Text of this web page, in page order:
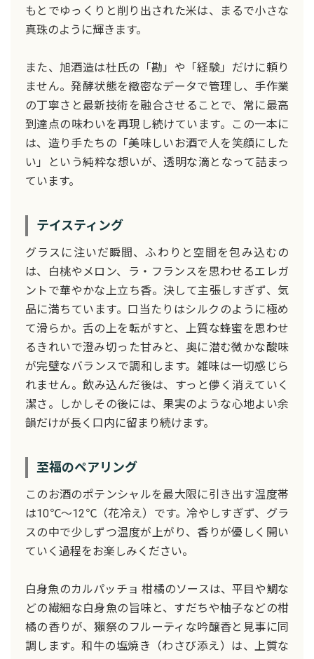
もとでゆっくりと削り出された米は、まるで小さな
真珠のように輝きます。
また、旭酒造は杜氏の「勘」や「経験」だけに頼り
ません。発酵状態を緻密なデータで管理し、手作業
の丁寧さと最新技術を融合させることで、常に最高
到達点の味わいを再現し続けています。この一本に
は、造り手たちの「美味しいお酒で人を笑顔にした
い」という純粋な想いが、透明な滴となって詰まっ
ています。
テイスティング
グラスに注いだ瞬間、ふわりと空間を包み込むの
は、白桃やメロン、ラ・フランスを思わせるエレガ
ントで華やかな上立ち香。決して主張しすぎず、気
品に満ちています。口当たりはシルクのように極め
て滑らか。舌の上を転がすと、上質な蜂蜜を思わせ
るきれいで澄み切った甘みと、奥に潜む微かな酸味
が完璧なバランスで調和します。雑味は一切感じら
れません。飲み込んだ後は、すっと儚く消えていく
潔さ。しかしその後には、果実のような心地よい余
韻だけが長く口内に留まり続けます。
至福のペアリング
このお酒のポテンシャルを最大限に引き出す温度帯
は10℃〜12℃（花冷え）です。冷やしすぎず、グラ
スの中で少しずつ温度が上がり、香りが優しく開い
ていく過程をお楽しみください。
白身魚のカルパッチョ 柑橘のソースは、平目や鯛な
どの繊細な白身魚の旨味と、すだちや柚子などの柑
橘の香りが、獺祭のフルーティな吟醸香と見事に同
調します。和牛の塩焼き（わさび添え）は、上質な